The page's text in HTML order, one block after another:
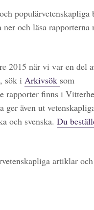
populärvetenskapliga
och läsa rapporterna
2015 när vi var en del
sök i Arkivsök som
rapporter finns i
ger även ut
och svenska. Du
artiklar och